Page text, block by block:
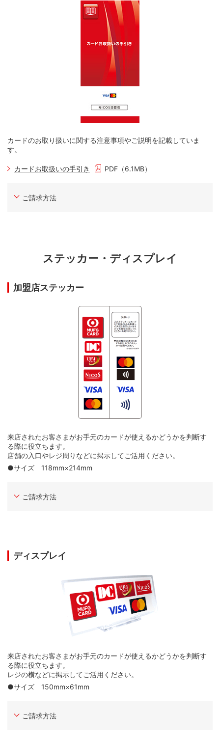
カードのお取り扱いに関する注意事項やご説明を記載していま
す。
カードお取扱いの手引き PDF（6.1MB）
ご請求方法
ステッカー・ディスプレイ
加盟店ステッカー
来店されたお客さまがお手元のカードが使えるかどうかを判断す
る際に役立ちます。
店舗の入口やレジ周りなどに掲示してご活用ください。
●サイズ 118mm×214mm
ご請求方法
ディスプレイ
来店されたお客さまがお手元のカードが使えるかどうかを判断す
る際に役立ちます。
レジの横などに掲示してご活用ください。
●サイズ 150mm×61mm
ご請求方法